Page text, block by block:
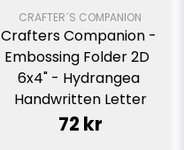
CRAFTER´S COMPANION
Crafters Companion -
Embossing Folder 2D
6x4" - Hydrangea
Handwritten Letter
72 kr